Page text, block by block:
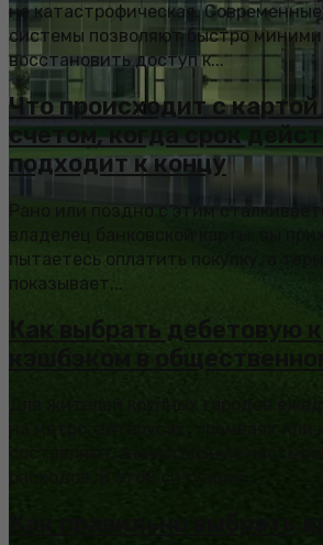
не катастрофическая.
системы позволяют быстро
восстановить доступ к...
Что происходит с картой
счетом, когда срок
подходит к концу
Рано или поздно с этим
владелец банковской карты: вы
пытаетесь оплатить покупку, а
показывает...
Как выбрать дебетовую
кэшбэком в
Для жителей крупных городов